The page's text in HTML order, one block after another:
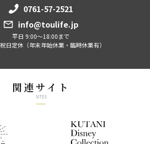
0761-57-2521
info@toulife.jp
平日 9:00～18:00まで
日定休（年末年始休業・臨時休業有）
関連サイト
SITES